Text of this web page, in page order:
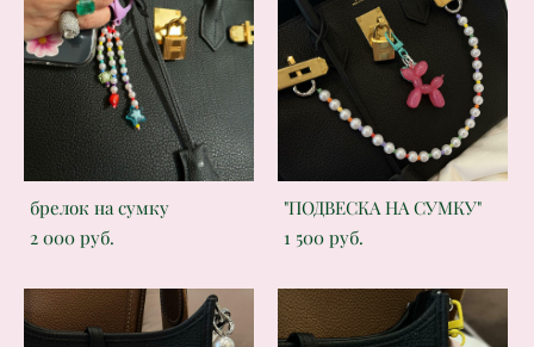
брелок на сумку
2 000 pуб.
"ПОДВЕСКА НА СУМКУ"
1 500 pуб.